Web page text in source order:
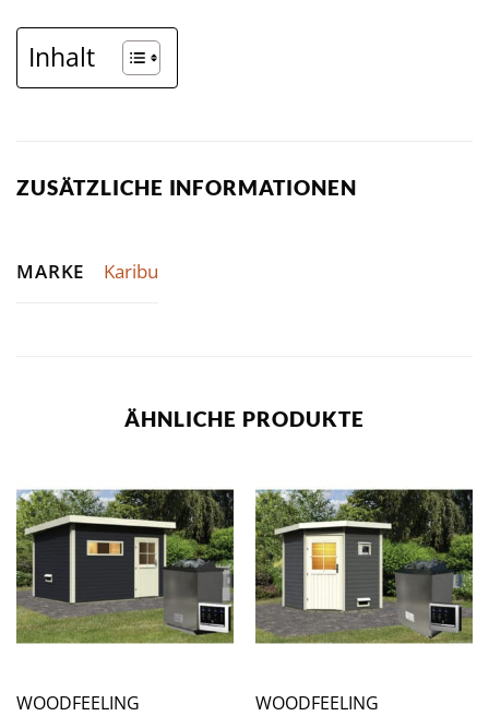
Inhalt
ZUSÄTZLICHE INFORMATIONEN
MARKE Karibu
ÄHNLICHE PRODUKTE
WOODFEELING
WOODFEELING